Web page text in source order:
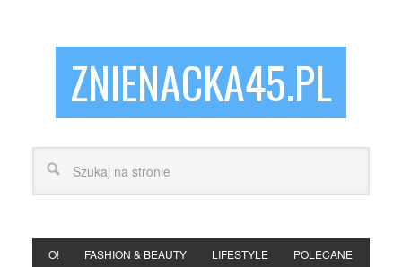
ZNIENACKA45.PL
O! FASHION & BEAUTY LIFESTYLE POLECANE